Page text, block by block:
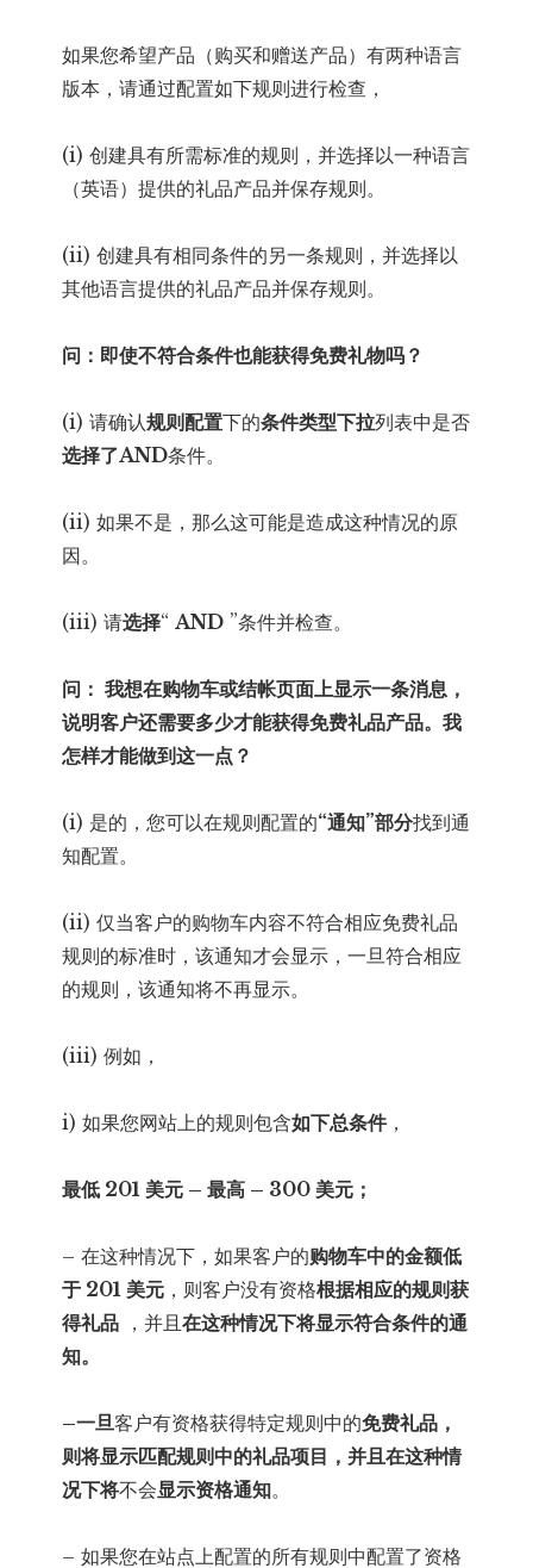
如果您希望产品（购买和赠送产品）有两种语言
版本，请通过配置如下规则进行检查，
(i) 创建具有所需标准的规则，并选择以一种语言
（英语）提供的礼品产品并保存规则。
(ii) 创建具有相同条件的另一条规则，并选择以
其他语言提供的礼品产品并保存规则。
问：即使不符合条件也能获得免费礼物吗？
(i) 请确认规则配置下的条件类型下拉列表中是否
选择了AND条件。
(ii) 如果不是，那么这可能是造成这种情况的原
因。
(iii) 请选择“AND ”条件并检查。
问： 我想在购物车或结帐页面上显示一条消息，
说明客户还需要多少才能获得免费礼品产品。我
怎样才能做到这一点？
(i) 是的，您可以在规则配置的“通知”部分找到通
知配置。
(ii) 仅当客户的购物车内容不符合相应免费礼品
规则的标准时，该通知才会显示，一旦符合相应
的规则，该通知将不再显示。
(iii) 例如，
i) 如果您网站上的规则包含如下总条件，
最低 201 美元 – 最高 – 300 美元；
– 在这种情况下，如果客户的购物车中的金额低
于 201 美元 ，则客户没有资格根据相应的规则获
得礼品 ，并且在这种情况下将显示符合条件的通
知。
–一旦客户有资格获得特定规则中的免费礼品，
则将显示匹配规则中的礼品项目，并且在这种情
况下将不会显示资格通知。
– 如果您在站点上配置的所有规则中配置了资格